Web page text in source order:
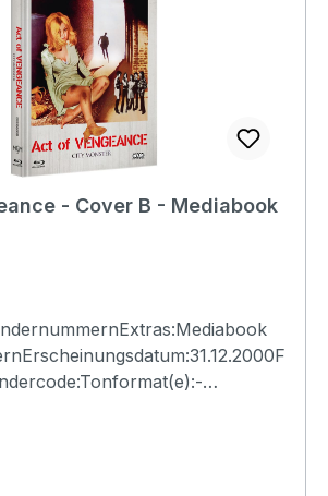
- Cover B - Mediabook